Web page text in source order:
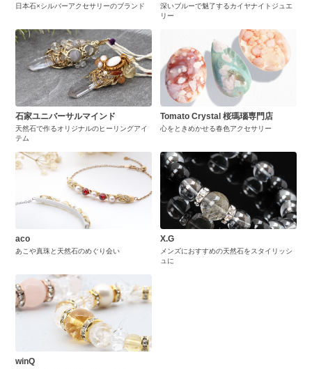
日本石×シルバーアクセサリーのブランド
深いブルーで魅了するカイヤナイトジュエ
リー
石家ユニバーサルマインド
天然石で作るオリジナルのヒーリングアイ
テム
Tomato Crystal 桜瑪瑙専門店
心をときめかせる春色アクセサリー
aco
あこや真珠と天然石のめぐり会い
X.G
メンズにおすすめの天然石をスタイリッシ
ュに
winQ